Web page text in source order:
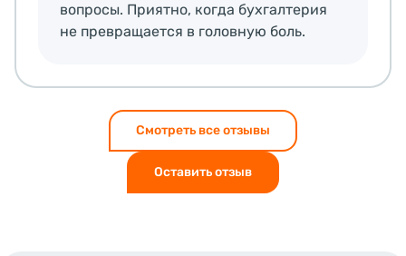
вопросы. Приятно, когда бухгалтерия
не превращается в головную боль.
Смотреть все отзывы
Оставить отзыв